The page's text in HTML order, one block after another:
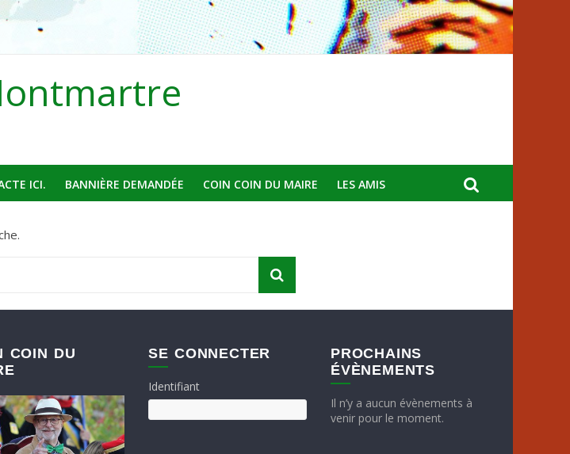
ICI. BANNIÈRE DEMANDÉE COIN COIN DU MAIRE LES AMIS
COIN DU
SE CONNECTER
Identifiant
PROCHAINS
ÉVÈNEMENTS
Il n’y a aucun évènements à
venir pour le moment.